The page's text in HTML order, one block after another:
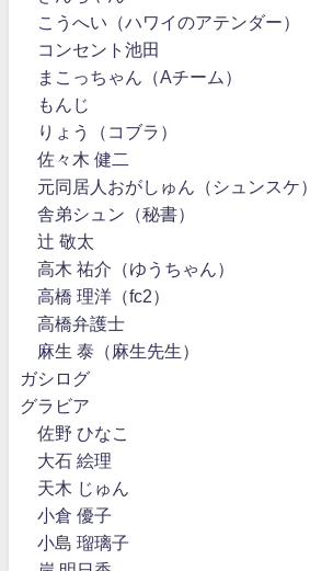
こうへい（ハワイのアテンダー）
コンセント池田
まこっちゃん（Aチーム）
もんじ
りょう（コブラ）
佐々木 健二
元同居人おがしゅん（シュンスケ）
舎弟シュン（秘書）
辻 敬太
高木 祐介（ゆうちゃん）
高橋 理洋（fc2）
高橋弁護士
麻生 泰（麻生先生）
ガシログ
グラビア
佐野 ひなこ
大石 絵理
天木 じゅん
小倉 優子
小島 瑠璃子